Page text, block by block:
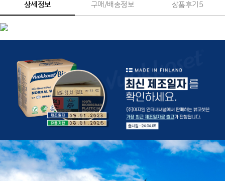
상세정보 구매/배송정보 상품후기 5